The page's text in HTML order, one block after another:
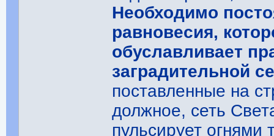
Необходимо
равновесия,
обуславливает
заградительной
поставленные на
должное, сеть
пульсирует